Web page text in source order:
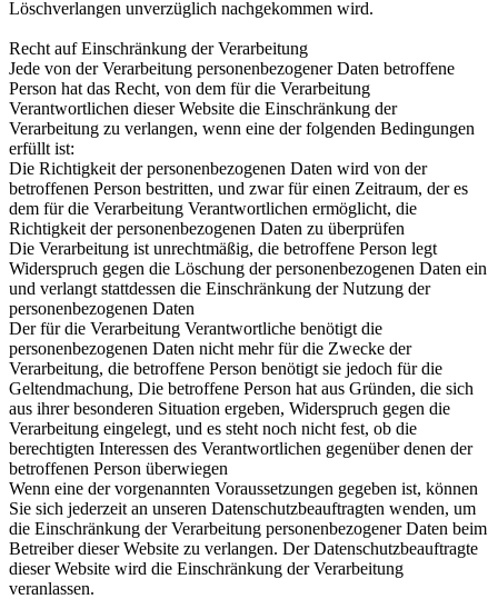
Löschverlangen unverzüglich nachgekommen wird.
Recht auf Einschränkung der Verarbeitung
Jede von der Verarbeitung personenbezogener Daten betroffene
Person hat das Recht, von dem für die Verarbeitung
Verantwortlichen dieser Website die Einschränkung der
Verarbeitung zu verlangen, wenn eine der folgenden Bedingungen
erfüllt ist:
Die Richtigkeit der personenbezogenen Daten wird von der
betroffenen Person bestritten, und zwar für einen Zeitraum, der es
dem für die Verarbeitung Verantwortlichen ermöglicht, die
Richtigkeit der personenbezogenen Daten zu überprüfen
Die Verarbeitung ist unrechtmäßig, die betroffene Person legt
Widerspruch gegen die Löschung der personenbezogenen Daten ein
und verlangt stattdessen die Einschränkung der Nutzung der
personenbezogenen Daten
Der für die Verarbeitung Verantwortliche benötigt die
personenbezogenen Daten nicht mehr für die Zwecke der
Verarbeitung, die betroffene Person benötigt sie jedoch für die
Geltendmachung, Die betroffene Person hat aus Gründen, die sich
aus ihrer besonderen Situation ergeben, Widerspruch gegen die
Verarbeitung eingelegt, und es steht noch nicht fest, ob die
berechtigten Interessen des Verantwortlichen gegenüber denen der
betroffenen Person überwiegen
Wenn eine der vorgenannten Voraussetzungen gegeben ist, können
Sie sich jederzeit an unseren Datenschutzbeauftragten wenden, um
die Einschränkung der Verarbeitung personenbezogener Daten beim
Betreiber dieser Website zu verlangen. Der Datenschutzbeauftragte
dieser Website wird die Einschränkung der Verarbeitung
veranlassen.